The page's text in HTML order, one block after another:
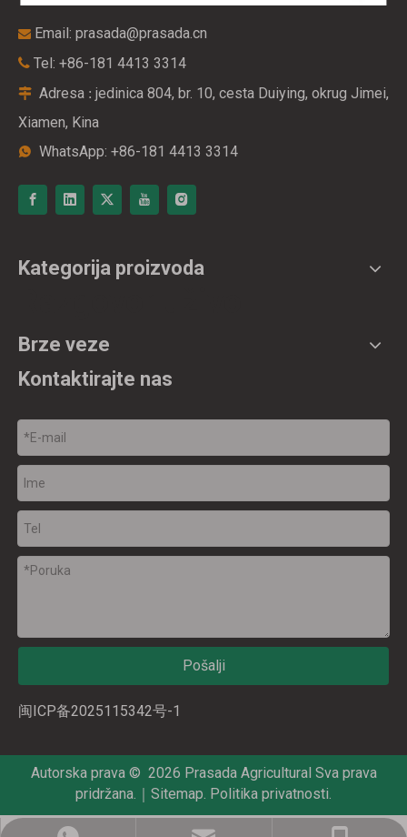
 Email: prasada@prasada.cn
 Tel: +86-181 4413 3314
 Adresa : jedinica 804, br. 10, cesta Duiying, okrug Jimei,
Xiamen, Kina
 WhatsApp: +86-181 4413 3314
Kategorija proizvoda
Brze veze
Kontaktirajte nas
Pošalji
闽ICP备2025115342号-1
Autorska prava © 2026 Prasada Agricultural Sva prava
pridržana.｜ Sitemap Politika privatnosti